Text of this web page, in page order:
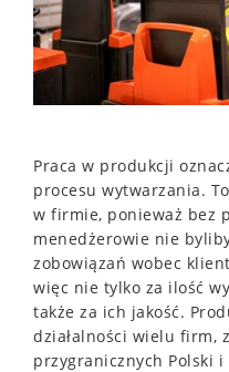
Praca w produkcji
procesu wytwarzania.
w firmie, ponieważ bez
menedżerowie nie
zobowiązań wobec
więc nie tylko za ilość
także za ich jakość.
działalności wielu firm,
przygranicznych Polski i